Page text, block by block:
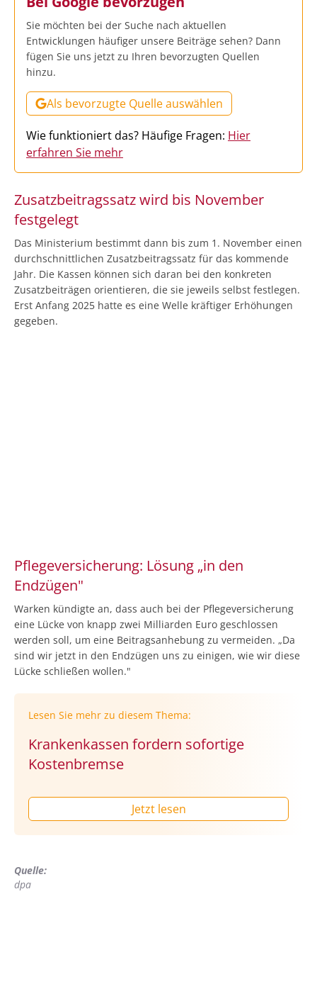
Sie möchten bei der Suche nach aktuellen
Entwicklungen häufiger unsere Beiträge sehen? Dann
fügen Sie uns jetzt zu Ihren bevorzugten Quellen
hinzu.
Als bevorzugte Quelle auswählen
Wie funktioniert das? Häufige Fragen: Hier
erfahren Sie mehr
Zusatzbeitragssatz wird bis November
festgelegt
Das Ministerium bestimmt dann bis zum 1. November einen
durchschnittlichen Zusatzbeitragssatz für das kommende
Jahr. Die Kassen können sich daran bei den konkreten
Zusatzbeiträgen orientieren, die sie jeweils selbst festlegen.
Erst Anfang 2025 hatte es eine Welle kräftiger Erhöhungen
gegeben.
Pflegeversicherung: Lösung „in den
Endzügen"
Warken kündigte an, dass auch bei der Pflegeversicherung
eine Lücke von knapp zwei Milliarden Euro geschlossen
werden soll, um eine Beitragsanhebung zu vermeiden. „Da
sind wir jetzt in den Endzügen uns zu einigen, wie wir diese
Lücke schließen wollen."
Lesen Sie mehr zu diesem Thema:
Krankenkassen fordern sofortige
Kostenbremse
Jetzt lesen
Quelle:
dpa